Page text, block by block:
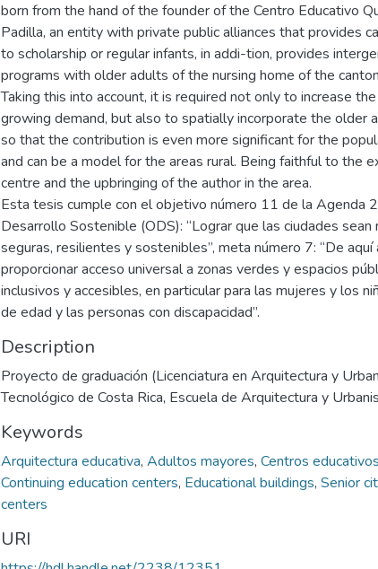
born from the hand of the founder of the Centro Educativo
Padilla, an entity with private public alliances that provides
to scholarship or regular infants, in addi-tion, provides
programs with older adults of the nursing home of the
Taking this into account, it is required not only to increase
growing demand, but also to spatially incorporate the older
so that the contribution is even more significant for the
and can be a model for the areas rural. Being faithful to the
centre and the upbringing of the author in the area.
Esta tesis cumple con el objetivo número 11 de la Agenda
Desarrollo Sostenible (ODS): “Lograr que las ciudades sean
seguras, resilientes y sostenibles”, meta número 7: “De
proporcionar acceso universal a zonas verdes y espacios
inclusivos y accesibles, en particular para las mujeres y los
de edad y las personas con discapacidad”.
Description
Proyecto de graduación (Licenciatura en Arquitectura y
Tecnológico de Costa Rica, Escuela de Arquitectura y
Keywords
Arquitectura educativa, Adultos mayores, Centros educativos
Continuing education centers, Educational buildings, Senior
centers
URI